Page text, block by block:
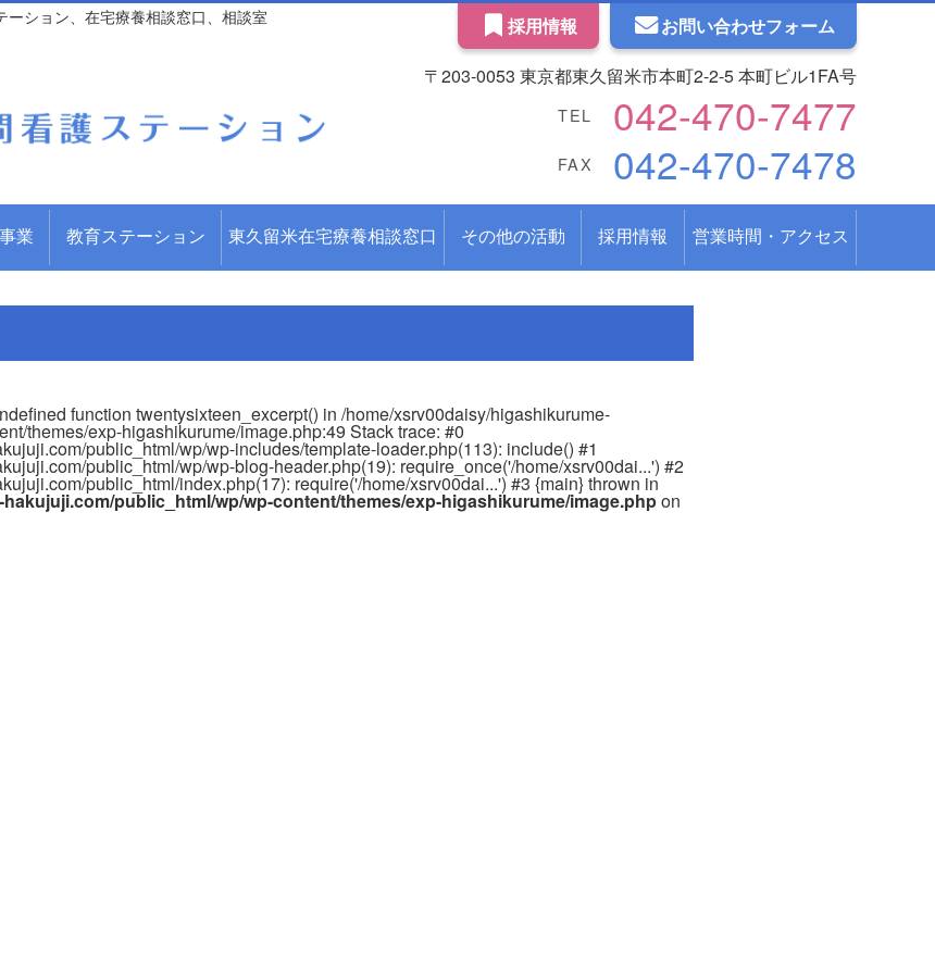
ション、在宅療養相談窓口、相談室 採用情報
お問い合わせフォーム
〒203-0053 東京都東久留米市本町2-2-5 本町ビル1FA号
TEL 042-470-7477
FAX 042-470-7478
業 教育ステーション 東久留米在宅療養相談窓口 その他の活動 採用情報 営業時間・アクセス
function twentysixteen_excerpt() in /home/xsrv00daisy/higashikurume-
themes/exp-higashikurume/image.php:49 Stack trace: #0
public_html/wp/wp-includes/template-loader.php(113): include() #1
public_html/wp/wp-blog-header.php(19): require_once('/home/xsrv00dai...') #2
public_html/index.php(17): require('/home/xsrv00dai...') #3 {main} thrown in
public_html/wp/wp-content/themes/exp-higashikurume/image.phpon